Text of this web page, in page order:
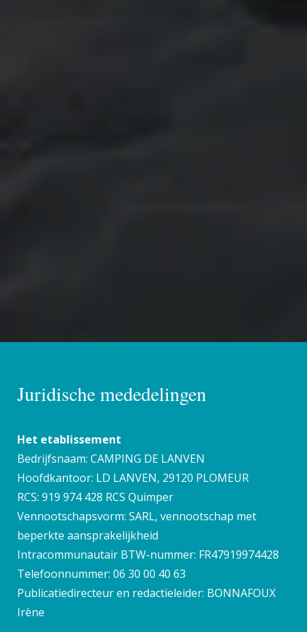
Juridische mededelingen
Het etablissement
Bedrijfsnaam: CAMPING DE LANVEN
Hoofdkantoor: LD LANVEN, 29120 PLOMEUR
RCS: 919 974 428 RCS Quimper
Vennootschapsvorm: SARL, vennootschap met
beperkte aansprakelijkheid
Intracommunautair BTW-nummer: FR47919974428
Telefoonnummer: 06 30 00 40 63
Publicatiedirecteur en redactieleider: BONNAFOUX
Irène